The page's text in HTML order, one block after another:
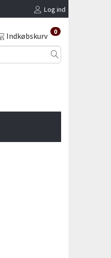
Log ind
Indkøbskurv 0